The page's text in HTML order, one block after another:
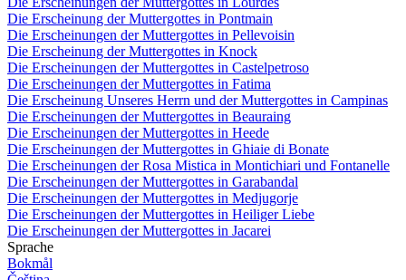
Die Erscheinung der Muttergottes in Pontmain
Die Erscheinungen der Muttergottes in Pellevoisin
Die Erscheinung der Muttergottes in Knock
Die Erscheinungen der Muttergottes in Castelpetroso
Die Erscheinungen der Muttergottes in Fatima
Die Erscheinung Unseres Herrn und der Muttergottes in Campinas
Die Erscheinungen der Muttergottes in Beauraing
Die Erscheinungen der Muttergottes in Heede
Die Erscheinungen der Muttergottes in Ghiaie di Bonate
Die Erscheinungen der Rosa Mistica in Montichiari und Fontanelle
Die Erscheinungen der Muttergottes in Garabandal
Die Erscheinungen der Muttergottes in Medjugorje
Die Erscheinungen der Muttergottes in Heiliger Liebe
Die Erscheinungen der Muttergottes in Jacarei
Sprache
Bokmål